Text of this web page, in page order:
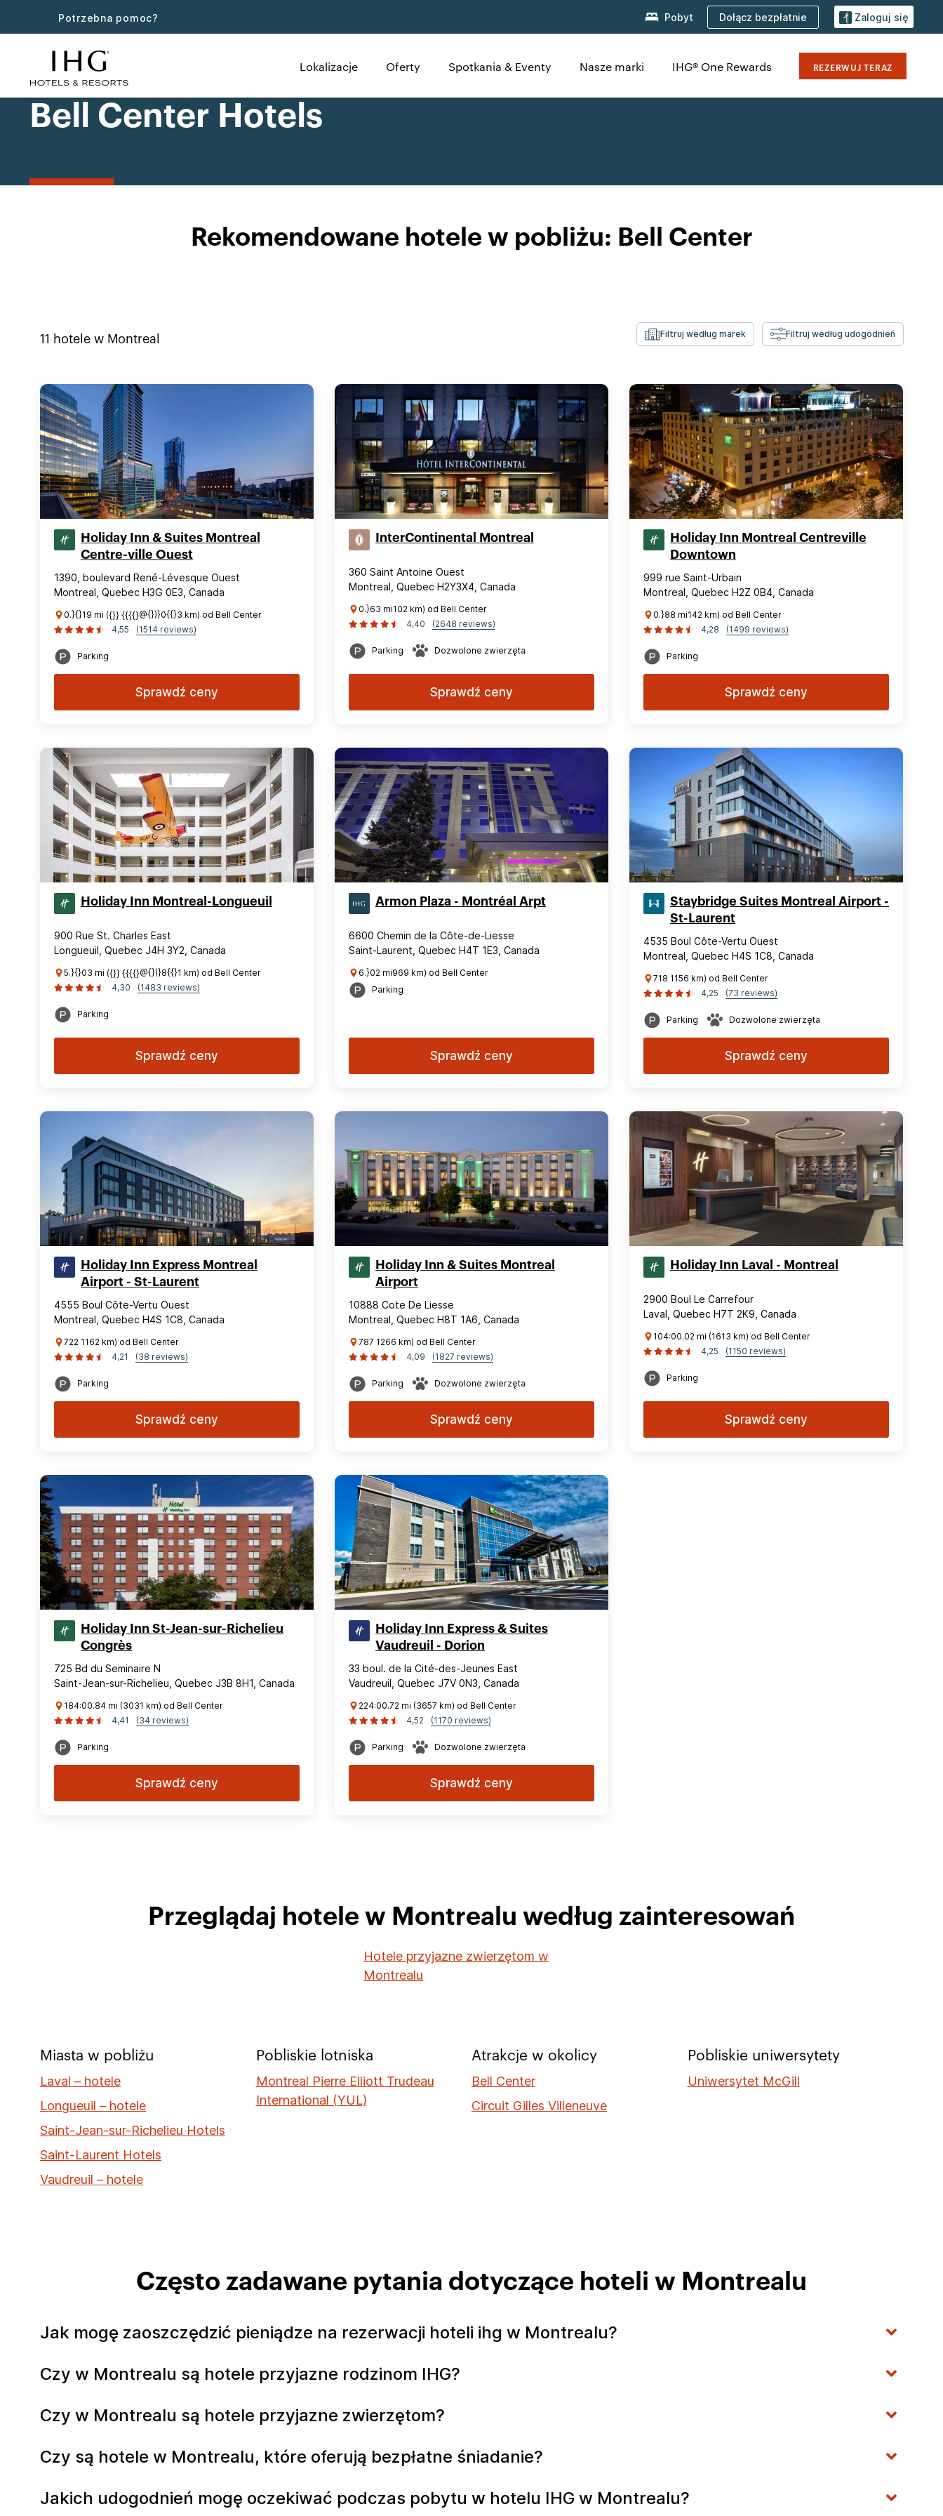
Potrzebna pomoc? Pobyt Dołącz bezpłatnie Zaloguj się
Lokalizacje Oferty Spotkania & Eventy Nasze marki IHG® One Rewards REZERWUJ TERAZ
Bell Center Hotels
Rekomendowane hotele w pobliżu: Bell Center
11 hotele w Montreal Filtruj według marek Filtruj według udogodnień
Holiday Inn & Suites Montreal
Centre-ville Ouest
1390, boulevard René-Lévesque Ouest
Montreal, Quebec H3G 0E3, Canada
0.}{}19 mi ({}} {{{{}@{})}0{{}3 km) od Bell Center
4,55
(1514 reviews)
Parking
Sprawdź ceny
InterContinental Montreal
360 Saint Antoine Ouest
Montreal, Quebec H2Y3X4, Canada
0.}63 mi102 km) od Bell Center
4,40
(2648 reviews)
Parking Dozwolone zwierzęta
Sprawdź ceny
Holiday Inn Montreal Centreville
Downtown
999 rue Saint-Urbain
Montreal, Quebec H2Z 0B4, Canada
0.}88 mi142 km) od Bell Center
4,28
(1499 reviews)
Parking
Sprawdź ceny
Holiday Inn Montreal-Longueuil
900 Rue St. Charles East
Longueuil, Quebec J4H 3Y2, Canada
5.}{}03 mi ({}} {{{{}@{})}8{{}1 km) od Bell Center
4,30
(1483 reviews)
Parking
Sprawdź ceny
Armon Plaza - Montréal Arpt
6600 Chemin de la Côte-de-Liesse
Saint-Laurent, Quebec H4T 1E3, Canada
6.}02 mi969 km) od Bell Center
Parking
Sprawdź ceny
Staybridge Suites Montreal Airport -
St-Laurent
4535 Boul Côte-Vertu Ouest
Montreal, Quebec H4S 1C8, Canada
718 1156 km) od Bell Center
4,25
(73 reviews)
Parking Dozwolone zwierzęta
Sprawdź ceny
Holiday Inn Express Montreal
Airport - St-Laurent
4555 Boul Côte-Vertu Ouest
Montreal, Quebec H4S 1C8, Canada
722 1162 km) od Bell Center
4,21
(38 reviews)
Parking
Sprawdź ceny
Holiday Inn & Suites Montreal
Airport
10888 Cote De Liesse
Montreal, Quebec H8T 1A6, Canada
787 1266 km) od Bell Center
4,09
(1827 reviews)
Parking Dozwolone zwierzęta
Sprawdź ceny
Holiday Inn Laval - Montreal
2900 Boul Le Carrefour
Laval, Quebec H7T 2K9, Canada
104:00.02 mi (1613 km) od Bell Center
4,25
(1150 reviews)
Parking
Sprawdź ceny
Holiday Inn St-Jean-sur-Richelieu
Congrès
725 Bd du Seminaire N
Saint-Jean-sur-Richelieu, Quebec J3B 8H1, Canada
184:00.84 mi (3031 km) od Bell Center
4,41
(34 reviews)
Parking
Sprawdź ceny
Holiday Inn Express & Suites
Vaudreuil - Dorion
33 boul. de la Cité-des-Jeunes East
Vaudreuil, Quebec J7V 0N3, Canada
224:00.72 mi (3657 km) od Bell Center
4,52
(1170 reviews)
Parking Dozwolone zwierzęta
Sprawdź ceny
Przeglądaj hotele w Montrealu według zainteresowań
Hotele przyjazne zwierzętom w
Montrealu
Miasta w pobliżu
Laval – hotele
Longueuil – hotele
Saint-Jean-sur-Richelieu Hotels
Saint-Laurent Hotels
Vaudreuil – hotele
Pobliskie lotniska
Montreal Pierre Elliott Trudeau
International (YUL)
Atrakcje w okolicy
Bell Center
Circuit Gilles Villeneuve
Pobliskie uniwersytety
Uniwersytet McGill
Często zadawane pytania dotyczące hoteli w Montrealu
Jak mogę zaoszczędzić pieniądze na rezerwacji hoteli ihg w Montrealu?
Czy w Montrealu są hotele przyjazne rodzinom IHG?
Czy w Montrealu są hotele przyjazne zwierzętom?
Czy są hotele w Montrealu, które oferują bezpłatne śniadanie?
Jakich udogodnień mogę oczekiwać podczas pobytu w hotelu IHG w Montrealu?